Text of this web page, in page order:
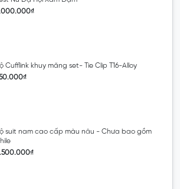
Cufflink khuy măng set- Tie Clip T16-Alloy
suit nam cao cấp màu nâu - Chưa bao gồm